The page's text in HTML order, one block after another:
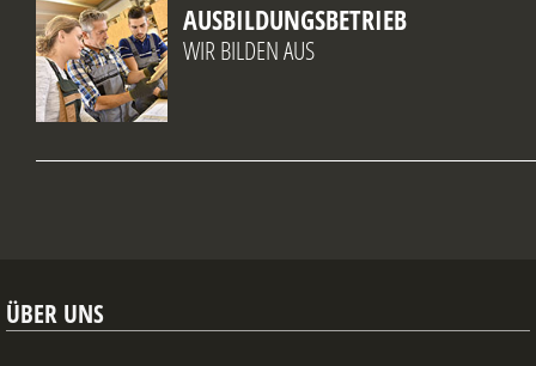
AUSBILDUNGSBETRIEB
WIR BILDEN AUS
ÜBER UNS